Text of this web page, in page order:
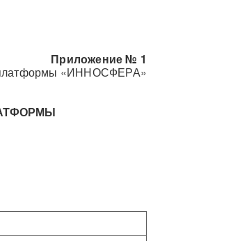
Приложение № 1
«ИННОСФЕРА»